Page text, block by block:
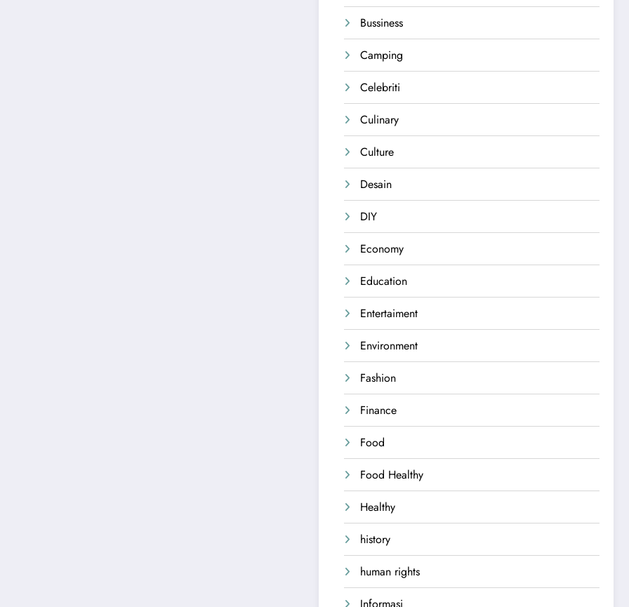
Bussiness
Camping
Celebriti
Culinary
Culture
Desain
DIY
Economy
Education
Entertaiment
Environment
Fashion
Finance
Food
Food Healthy
Healthy
history
human rights